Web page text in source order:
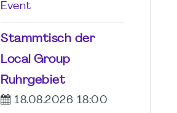
Event
Stammtisch der
Local Group
Ruhrgebiet
18.08.2026 18:00